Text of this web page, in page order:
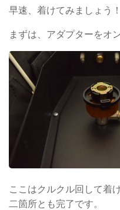
早速、着けてみましょう！
まずは、アダプターをオ
ここはクルクル回して着
二箇所とも完了です。